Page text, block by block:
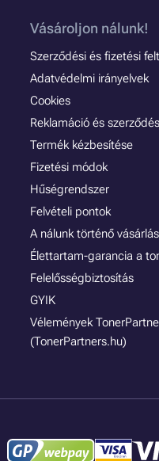
Vásároljon nálunk!
Szerződési és fizetési
Adatvédelmi irányelvek
Cookies
Reklamáció és
Termék kézbesítése
Fizetési módok
Hűségrendszer
Felvételi pontok
A nálunk történő
Élettartam-garancia a
Felelősségbiztosítás
GYIK
Vélemények
(TonerPartners.hu)